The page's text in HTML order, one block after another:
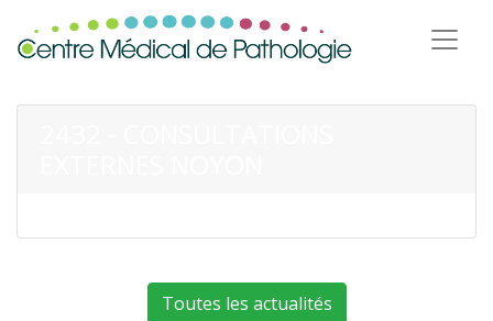
Toutes les actualités